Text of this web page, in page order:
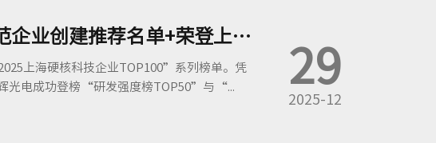
硬核！和辉光电入选国家知识产权示范企业创建推荐名单+荣登上海硬核科技企业榜
上海硬核科技企业TOP100”系列榜单。凭
光电成功登榜“研发强度榜TOP50”与“...
29
2025-12